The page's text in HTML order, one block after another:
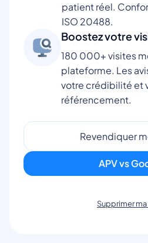
patient réel.
ISO 20488.
Boostez votre
180 000+ visites
plateforme. Les
votre crédibilité et
référencement.
Revendiquer
APV vs
Supprimer